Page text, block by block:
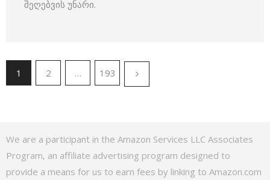
შეღებვის უნარი.
1 2 … 193
We are a participant in the Amazon Services LLC Associates
Program, an affiliate advertising program designed to
provide a means for us to earn fees by linking to Amazon.com